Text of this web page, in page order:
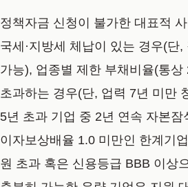
정책자금 신청이 불가한 대표적
국세·지방세 체납이 있는 경우(단,
가능), 업종별 제한 부채비율(통상
초과하는 경우(단, 업력 7년 미만
5년 초과 기업 중 2년 연속 자본잠
이자보상배율 1.0 미만인 한계기
원 초과 혹은 신용등급 BBB 이상